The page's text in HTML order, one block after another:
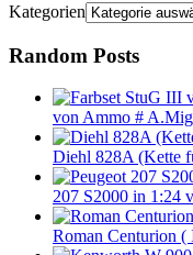
Kategorien
Random Posts
von Ammo #
Diehl 828A (Kette
207 S2000 in 1:24
Roman Centurion